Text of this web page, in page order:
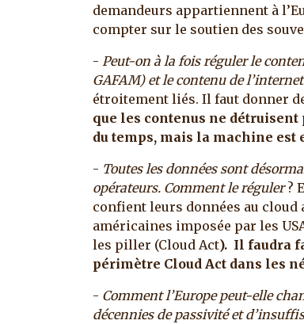
demandeurs appartiennent à
compter sur le soutien des
- Peut-on à la fois réguler le
GAFAM) et le contenu de
étroitement liés. Il faut donner
que les contenus ne détruisent
du temps, mais la machine est
- Toutes les données sont
opérateurs. Comment le réguler?
confient leurs données au
américaines imposée par les
les piller (Cloud Act). Il faudra
périmètre Cloud Act dans les
- Comment l’Europe peut-elle
décennies de passivité et